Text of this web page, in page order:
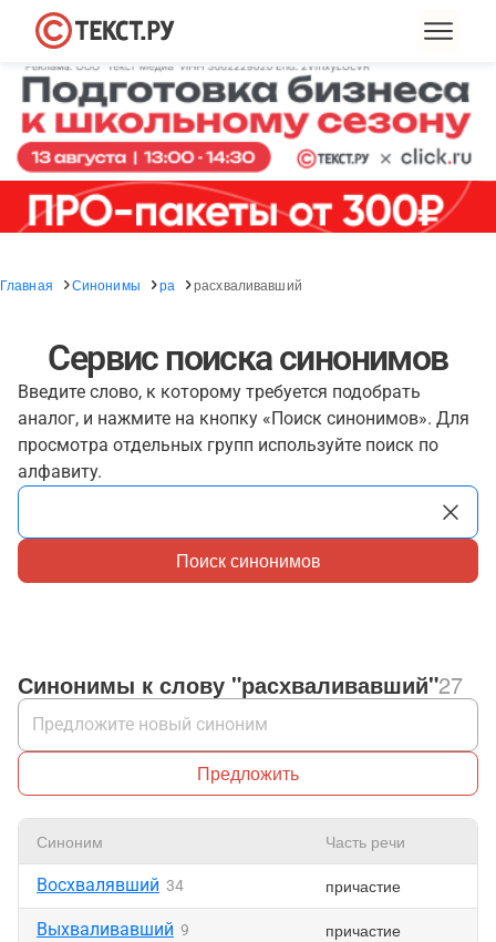
Главная Синонимы ра расхваливавший
Сервис поиска синонимов
Введите слово, к которому требуется подобрать
аналог, и нажмите на кнопку «Поиск синонимов». Для
просмотра отдельных групп используйте поиск по
алфавиту.
Поиск синонимов
Синонимы к слову "расхваливавший"27
Предложить
Синоним Часть речи
Восхвалявший 34 причастие
Выхваливавший 9 причастие